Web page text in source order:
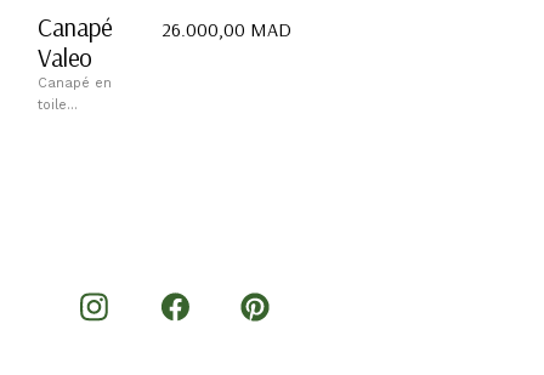
Canapé
Valeo
Canapé en
toile...
26.000,00 MAD